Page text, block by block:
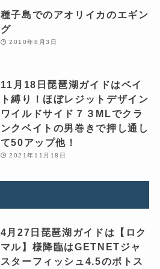
種子島でのアオリイカのエギン
グ
2010年8月3日
11月18日琵琶湖ガイドはベイ
ト縛り！ほぼレジットデザイン
ワイルドサイド７３MLでクラ
ンクベイトの男巻きで押し通し
て50アップ他！
2021年11月18日
4月27日琵琶湖ガイドは【ロク
マル】様降臨はGETNETジャ
スターフィッシュ4.5のボトス